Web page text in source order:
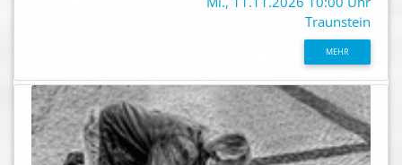
Traunstein
MEHR